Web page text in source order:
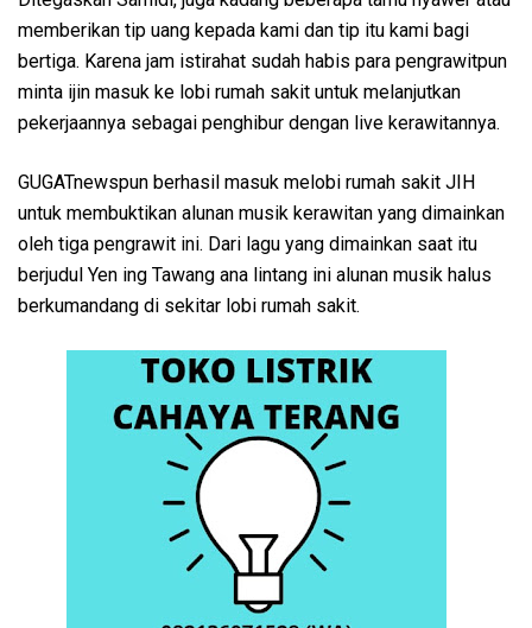
memberikan tip uang kepada kami dan tip itu kami bagi
bertiga. Karena jam istirahat sudah habis para pengrawitpun
minta ijin masuk ke lobi rumah sakit untuk melanjutkan
pekerjaannya sebagai penghibur dengan live kerawitannya.
GUGATnewspun berhasil masuk melobi rumah sakit JIH
untuk membuktikan alunan musik kerawitan yang dimainkan
oleh tiga pengrawit ini. Dari lagu yang dimainkan saat itu
berjudul Yen ing Tawang ana lintang ini alunan musik halus
berkumandang di sekitar lobi rumah sakit.